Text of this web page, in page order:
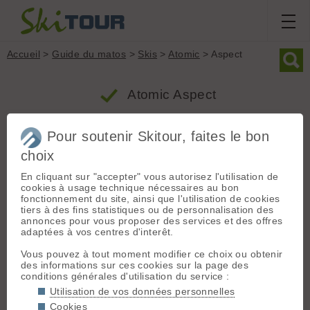
Accueil > Guide du matos > Skis > Atomic > Aspect
Atomic Aspect
Ski tourisme
Poids
2640g
Largeur
85mm
Rayon
Produit
Groupe : Skis
Marque : Atomic
Modèle : Aspect
Type : Ski tourisme
Profil : Classique
Taille de référence : 170 cm
Largeur patin : 85 mm (en 170 cm)
Rayon de courbure : 17 m (en 170 cm)
Poids (la paire) : 2640 grammes (en 170 cm)
Surface [?] : 1640 cm2
Pour soutenir Skitour, faites le bon
choix
En cliquant sur "accepter" vous autorisez l'utilisation de
cookies à usage technique nécessaires au bon
fonctionnement du site, ainsi que l'utilisation de cookies
tiers à des fins statistiques ou de personnalisation des
annonces pour vous proposer des services et des offres
adaptées à vos centres d'interêt.
Vous pouvez à tout moment modifier ce choix ou obtenir
des informations sur ces cookies sur la page des
conditions générales d'utilisation du service :
Utilisation de vos données personnelles
Cookies